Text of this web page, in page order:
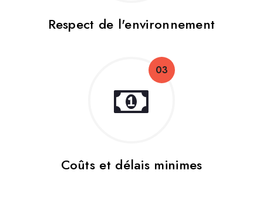
Respect de l'environnement
03
Coûts et délais minimes